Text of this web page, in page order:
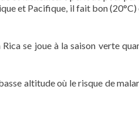
et Pacifique, il fait bon (20°C)
se joue à la saison verte
altitude où le risque de